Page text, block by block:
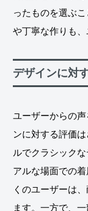
ったものを選ぶ
や丁寧な作りも、
デザインに対
ユーザーからの
ンに対する評価
ルでクラシック
アルな場面での
くのユーザーは
ます。一方で、